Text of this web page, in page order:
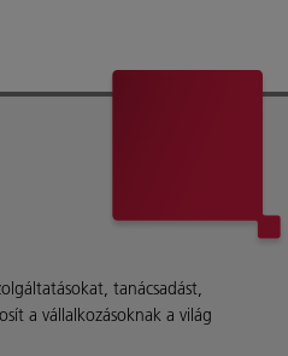
tanácsadást,
a vállalkozásoknak a világ